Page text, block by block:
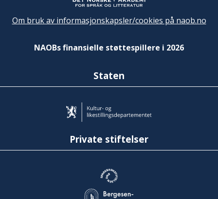
Om bruk av informasjonskapsler/cookies på naob.no
NAOBs finansielle støttespillere i 2026
Staten
Private stiftelser